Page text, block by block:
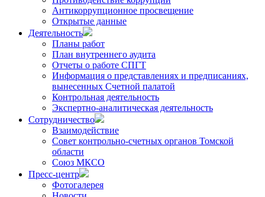
Антикоррупционное просвещение
Открытые данные
Деятельность
Планы работ
План внутреннего аудита
Отчеты о работе СПГТ
Информация о представлениях и предписаниях,
вынесенных Счетной палатой
Контрольная деятельность
Экспертно-аналитическая деятельность
Сотрудничество
Взаимодействие
Совет контрольно-счетных органов Томской
области
Союз МКСО
Пресс-центр
Фотогалерея